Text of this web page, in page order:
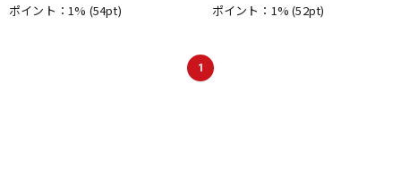
ポイント：1% (54pt) ポイント：1%(52pt)
1